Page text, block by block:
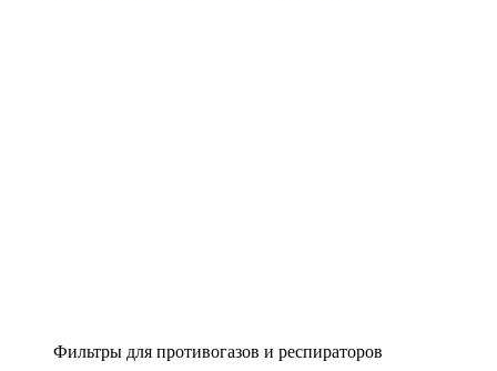
Фильтры для противогазов и респираторов